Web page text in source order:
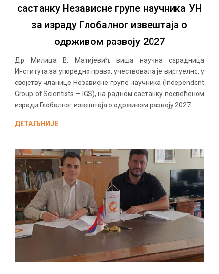
састанку Независне групе научника УН
за израду Глобалног извештаја о
одрживом развоју 2027
Др Милица В. Матијевић, виша научна сарадница
Института за упоредно право, учествовала је виртуелно, у
својству чланице Независне групе научника (Independent
Group of Scientists – IGS), на радном састанку посвећеном
изради Глобалног извештаја о одрживом развоју 2027...
ДЕТАЉНИЈЕ